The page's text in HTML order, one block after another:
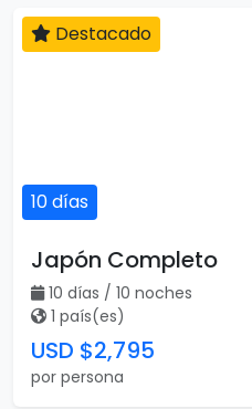
10 días
Destacado
Japón Completo
10 días / 10 noches
1 país(es)
USD $2,795
por persona